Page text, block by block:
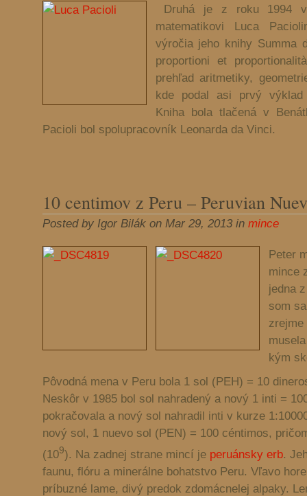
Druhá je z roku 1994
matematikovi Luca
výročia jeho knihy Summa
proportioni et
prehľad aritmetiky,
kde podal asi prvý výklad
Kniha bola tlačená v
Pacioli bol spolupracovník Leonarda da Vinci.
10 centimov z Peru – Peruvian
Posted by Igor Bilák on Mar 29, 2013 in mince
Peter
mince
jedna
som
zrejme
kým
Pôvodná mena v Peru bola 1 sol (PEH) = 10
Neskôr v 1985 bol sol nahradený a nový 1 inti =
pokračovala a nový sol nahradil inti v kurze
nový sol, 1 nuevo sol (PEN) = 100 céntimos,
(109). Na zadnej strane mincí je peruánsky erb.
faunu, flóru a minerálne bohatstvo Peru. Vľavo
príbuzné lame, divý predok zdomácnelej alpaky.